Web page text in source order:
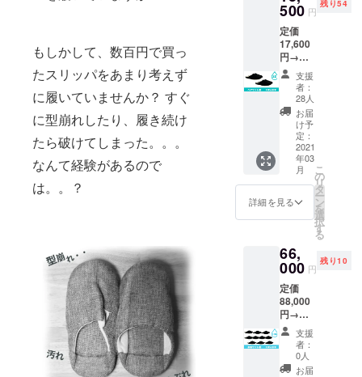
もしかして、数百円で買っ
たスリッパをあまり考えず
に履いていませんか？ すぐ
に型崩れしたり、履き続け
たら破けてしまった。。。
なんて経験があるので
は。。？
金に
は、ご
自宅ま
での送
料も含
まれて
お りま
す。 ・
製造状
況によ
り出荷
時期が
遅れる
場合が
ござい
ます。
くださ
い。 ※
それぞ
れのカ
ラーが
60足の
応援に
満たな
い場合
はどち
らか多
い方一
色の展
開とな
ります
ことご
商品代
金に
は、ご
自宅ま
での送
料も含
まれて
お りま
す。 ・
製造状
500 円
残り54
定価
17,600
円→特
別価格
13,500
コン
フォー
トス
リッパ2
足 (本
体、保
存袋) カ
ラーは
第一希
望のカ
第二希
望のカ
ラーを
お選び
くださ
い。 ※
それぞ
れのカ
ラーが
60足の
支援
者：
28人
お届
け予
定：
2021
年03
月
詳細を見る
こ
の
リ
タ
ー
ン
を
選
択
す
る
66,
000 円
残り10
定価
88,000
円→特
別価格
66,000
コン
支援
者：
0人
お届